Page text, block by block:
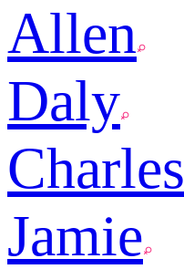
Allen
Daly
Charles
Jamie